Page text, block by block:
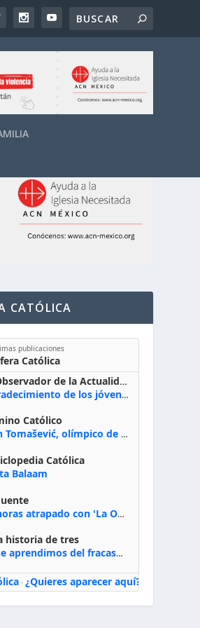
CATÓLICA
publicaciones
Católica
El Observador de la Actualidad
El agradecimiento de los jóvenes al Papa: «Hoy nos sentimos Iglesia»
Católico
Goran Tomašević, olímpico de waterpolo: «Al terminar el Camino de Santiago entregué mi vida a Cristo; hablé con Dios y le dije: ‘Estoy listo; estoy a tu servicio. Puedo llevar lo que sea necesario para ti’»
Católica
Balaam
Tres horas atrapado con 'La Odisea' de Nolan
historia de tres
Lo que aprendimos del fracaso al emprender
· ¿Quieres aparecer aquí?